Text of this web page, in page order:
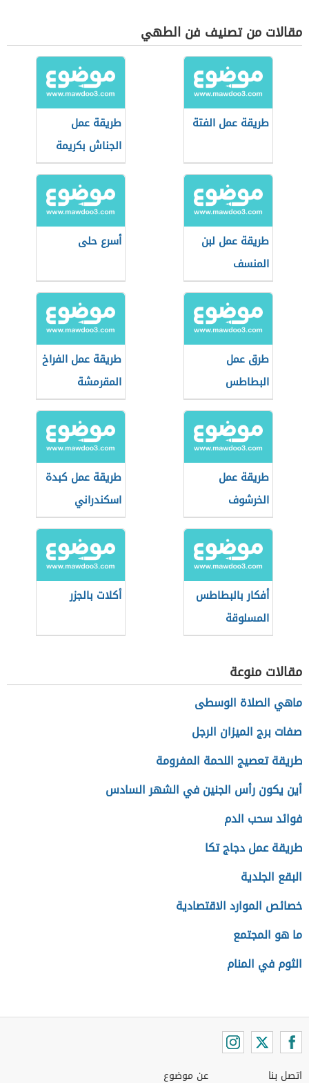
مقالات من تصنيف فن الطهي
طريقة عمل الفتة
طريقة عمل
الجناش بكريمة
الخفق
طريقة عمل لبن
المنسف
أسرع حلى
طرق عمل
البطاطس
طريقة عمل الفراخ
المقرمشة
طريقة عمل
الخرشوف
طريقة عمل كبدة
اسكندراني
أفكار بالبطاطس
المسلوقة
أكلات بالجزر
مقالات منوعة
ماهي الصلاة الوسطى
صفات برج الميزان الرجل
طريقة تعصيج اللحمة المفرومة
أين يكون رأس الجنين في الشهر السادس
فوائد سحب الدم
طريقة عمل دجاج تكا
البقع الجلدية
خصائص الموارد الاقتصادية
ما هو المجتمع
الثوم في المنام
اتصل بنا عن موضوع